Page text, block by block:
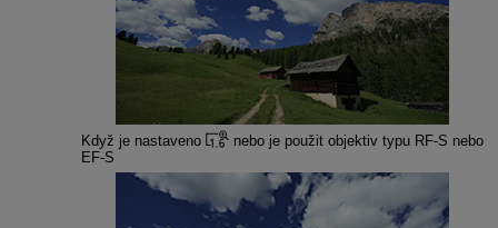
Když je nastaveno nebo je použit objektiv typu RF-S nebo
EF-S